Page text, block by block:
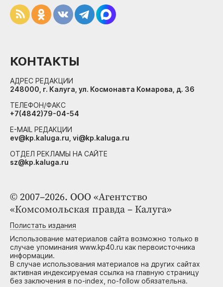
© 2007–2026. ООО «Агентство
«Комсомольская правда – Калуга»
Полистать издания
Использование материалов сайта возможно только в
случае упоминания www.kp40.ru как первоисточника
информации.
В случае использования материалов на других сайтах
активная индексируемая ссылка на главную страницу
без заключения в no-index, no-follow обязательна.
КОНТАКТЫ
АДРЕС РЕДАКЦИИ
248000, г. Калуга, ул. Космонавта Комарова, д. 36
ТЕЛЕФОН/ФАКС
+7(4842)79-04-54
E-MAIL РЕДАКЦИИ
ev@kp.kaluga.ru, vi@kp.kaluga.ru
ОТДЕЛ РЕКЛАМЫ НА САЙТЕ
sz@kp.kaluga.ru